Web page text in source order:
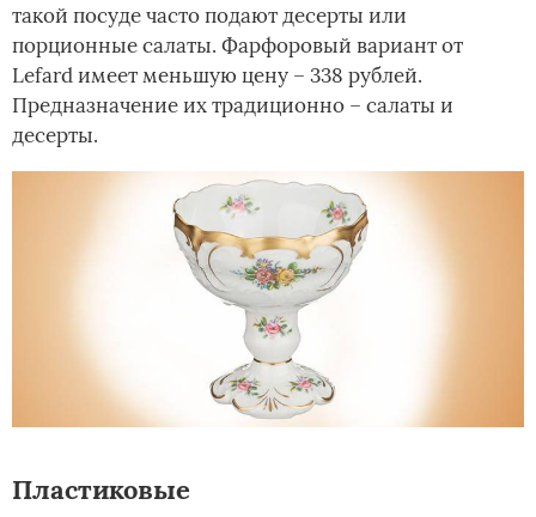
такой посуде часто подают десерты или
порционные салаты. Фарфоровый вариант от
Lefard имеет меньшую цену – 338 рублей.
Предназначение их традиционно – салаты и
десерты.
Пластиковые